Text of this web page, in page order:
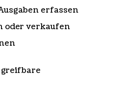
erfassen
oder verkaufen